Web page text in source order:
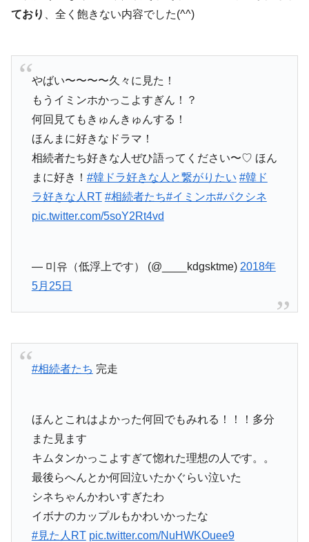
ており
、全く飽きない内容でした(^^)
やばい〜〜〜〜久々に見た！
もうイミンホかっこよすぎん！？
何回見てもきゅんきゅんする！
ほんまに好きなドラマ！
相続者たち好きな人ぜひ語ってください〜♡ ほん
まに好き！ #韓ドラ好きな人と繋がりたい #韓ド
ラ好きな人RT #相続者たち#イミンホ#パクシネ
pic.twitter.com/5soY2Rt4vd
— 미유（低浮上です） (@____kdgsktme) 2018年
5月25日
#相続者たち 完走
ほんとこれはよかった何回でもみれる！！！多分
また見ます
キムタンかっこよすぎて惚れた理想の人です。。
最後らへんとか何回泣いたかぐらい泣いた
シネちゃんかわいすぎたわ
イボナのカップルもかわいかったな
#見た人RT pic.twitter.com/NuHWKOuee9